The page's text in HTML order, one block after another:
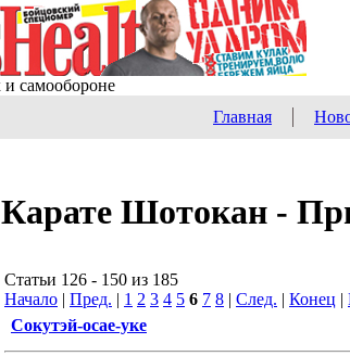
Главная
Карате Шотокан -
Статьи 126 - 150 из 185
Начало | Пред. | 1 2 3 4 5 6 7 8 | След. | Конец |
Сокутэй-осае-уке